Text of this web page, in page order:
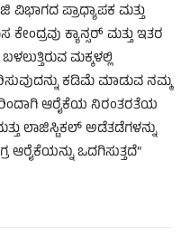
ವಿಭಾಗದ ಪ್ರಾಧ್ಯಾಪಕ ಮತ್ತು
ಕ್ಯಾನ್ಸರ್ ಮತ್ತು ಇತರ
ಮಕ್ಕಳಲ್ಲಿ
ಕಡಿಮೆ ಮಾಡುವ ನಮ್ಮ
ಆರೈಕೆಯ ನಿರಂತರತೆಯ
ಲಾಜಿಸ್ಟಿಕಲ್ ಅಡೆತಡೆಗಳನ್ನು
ಒದಗಿಸುತ್ತದೆ”